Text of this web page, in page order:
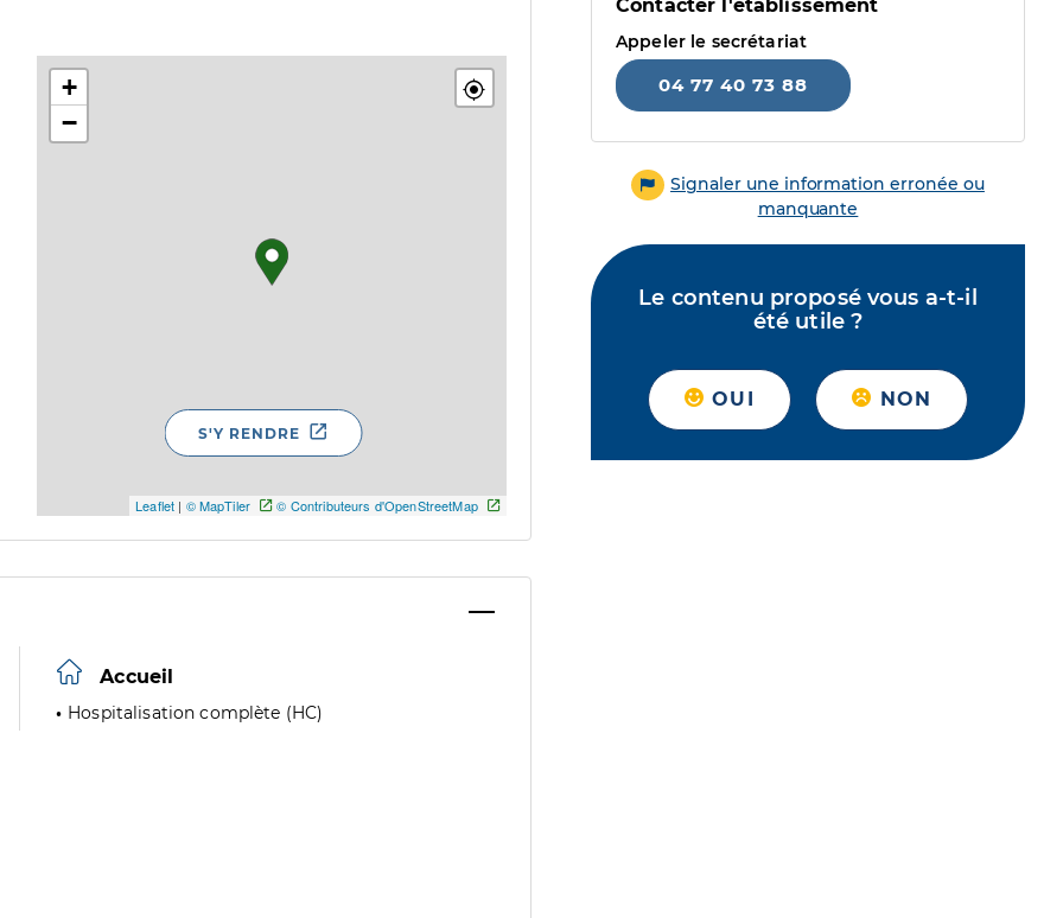
+
−
Leaflet | © MapTiler © Contributeurs d'OpenStreetMap
S'Y RENDRE
Accueil
Hospitalisation complète (HC)
Contacter l'établissement
Appeler le secrétariat
04 77 40 73 88
Signaler une information erronée ou
manquante
Le contenu proposé vous a-t-il
été utile ?
OUI NON